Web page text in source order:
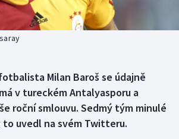
Milan Baroš se údajně
v tureckém Antalyasporu a
roční smlouvu. Sedmý tým minulé
to uvedl na svém Twitteru.